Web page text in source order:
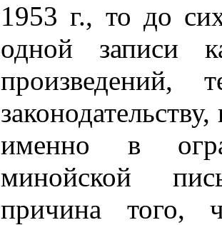
1953 г., то до
одной записи
произведений,
именно в
минойской
причина того,